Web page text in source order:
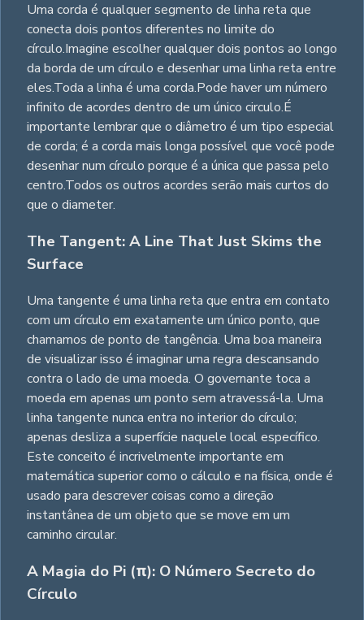
Uma corda é qualquer segmento de linha reta que
conecta dois pontos diferentes no limite do
círculo.Imagine escolher qualquer dois pontos ao longo
da borda de um círculo e desenhar uma linha reta entre
eles.Toda a linha é uma corda.Pode haver um número
infinito de acordes dentro de um único circulo.É
importante lembrar que o diâmetro é um tipo especial
de corda; é a corda mais longa possível que você pode
desenhar num círculo porque é a única que passa pelo
centro.Todos os outros acordes serão mais curtos do
que o diameter.
The Tangent: A Line That Just Skims the
Surface
Uma tangente é uma linha reta que entra em contato
com um círculo em exatamente um único ponto, que
chamamos de ponto de tangência. Uma boa maneira
de visualizar isso é imaginar uma regra descansando
contra o lado de uma moeda. O governante toca a
moeda em apenas um ponto sem atravessá-la. Uma
linha tangente nunca entra no interior do círculo;
apenas desliza a superfície naquele local específico.
Este conceito é incrivelmente importante em
matemática superior como o cálculo e na física, onde é
usado para descrever coisas como a direção
instantânea de um objeto que se move em um
caminho circular.
A Magia do Pi (π): O Número Secreto do
Círculo